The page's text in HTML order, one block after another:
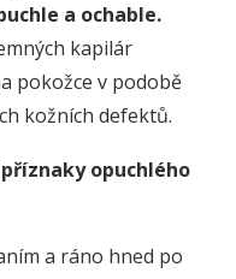
a ochable.
kapilár
pokožce v podobě
kožních defektů.
opuchlého
a ráno hned po